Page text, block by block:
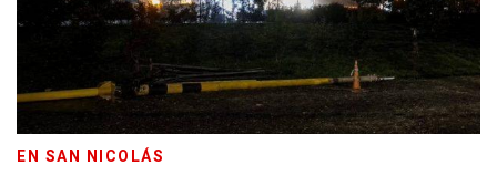
EN SAN NICOLÁS